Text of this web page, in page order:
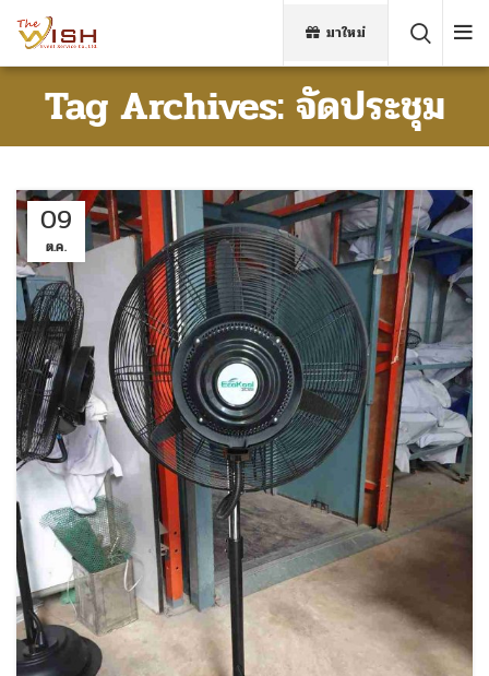
มาใหม่
Tag Archives: จัดประชุม
09
ต.ค.